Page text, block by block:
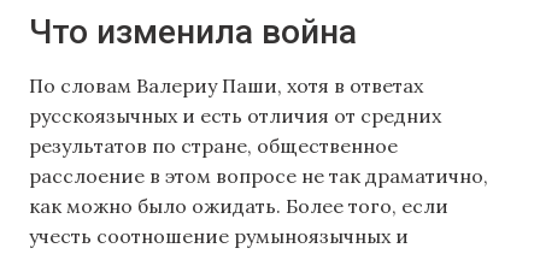
Что изменила война
По словам Валериу Паши, хотя в ответах
русскоязычных и есть отличия от средних
результатов по стране, общественное
расслоение в этом вопросе не так драматично,
как можно было ожидать. Более того, если
учесть соотношение румыноязычных и